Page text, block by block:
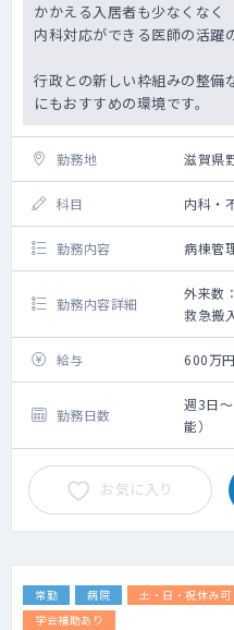
かかえる入居者も少なくなく
内科対応ができる医師の活躍
行政との新しい枠組みの整備
にもおすすめの環境です。
勤務地 滋賀県
科目 内科・
勤務内容 病棟管
勤務内容詳細
外来数
救急搬
給与 600万
勤務日数
週3日
能）
お気に入り
常勤 病院 土・日・祝休み可
学会補助あり